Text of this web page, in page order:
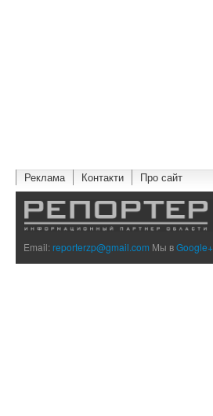
Реклама Контакти Про сайт
Email:reporterzp@gmail.com Мы вGoogle+